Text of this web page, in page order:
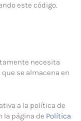
este código.
necesita
se almacena en
a la política de
la página de Política